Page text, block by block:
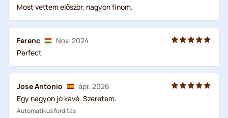
Most vettem először, nagyon finom.
Ferenc
Nov. 2024
Perfect
Jose Antonio
ápr. 2026
Egy nagyon jó kávé. Szeretem.
Automatikus fordítás